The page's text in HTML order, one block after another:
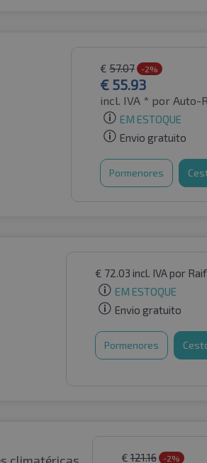
€ 57.07 -2%
€ 55.93
incl. IVA * por Auto-
EM ESTOQUE
Envio gratuito
Pormenores
€ 72.03 incl. IVApor
EM ESTOQUE
Envio gratuito
Pormenores
€ 121.16 -2%